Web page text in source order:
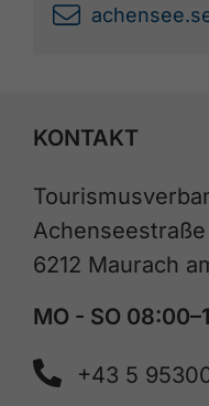
KONTAKT
6212 Maurach
MO - SO
+43 5